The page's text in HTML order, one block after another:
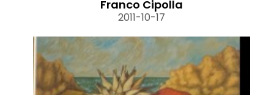
Franco Cipolla
2011-10-17